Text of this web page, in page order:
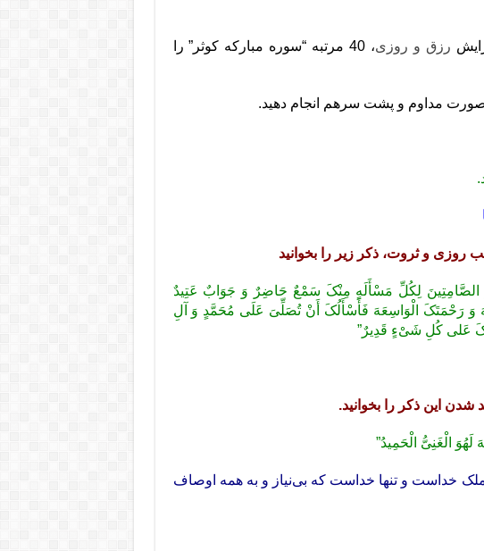
رزق و روزی
، 40 مرتبه “سوره مبارکه کوثر” را
روزی و ثروت، ذکر زیر را بخوانید
الصَّامِتِینَ لِکُلِّ مَسْأَلَهٍ مِنْکَ سَمْعٌ حَاضِرٌ وَ جَوَابٌ عَتِیدٌ
وَ رَحْمَتَکَ‏ الْوَاسِعَهَ فَأَسْأَلُکَ أَنْ تُصَلِّیَ عَلَى مُحَمَّدٍ وَ آلِ
عَلى‏ کُلِ‏ شَیْ‏ءٍ قَدِیرٌ”
الْغَنِیُّ الْحَمِیدُ”
ملک خداست و تنها خداست که بی‌نیاز و به همه اوصاف